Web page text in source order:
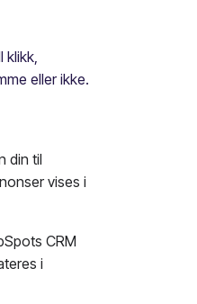
klikk,
eller ikke.
din til
vises i
CRM
i